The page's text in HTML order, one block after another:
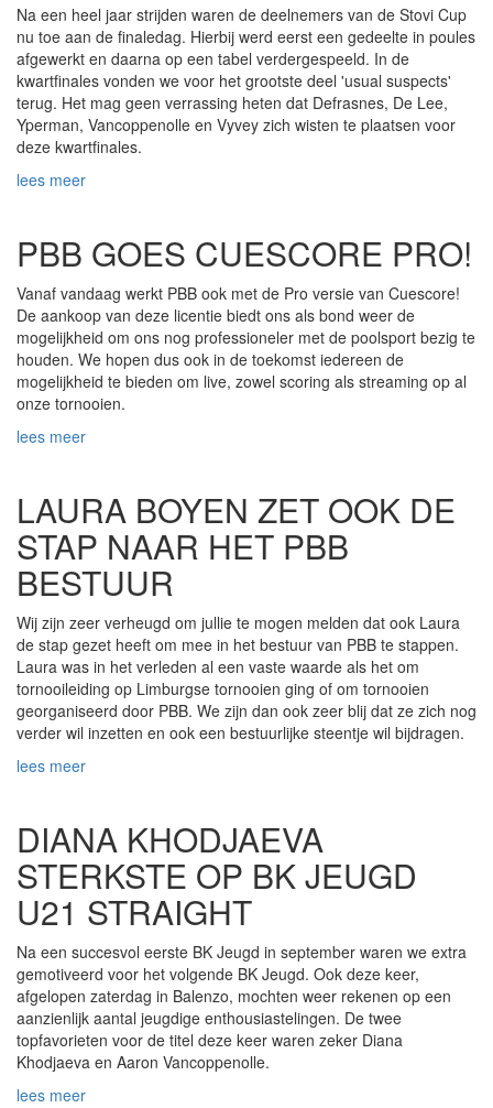
Na een heel jaar strijden waren de deelnemers van de Stovi Cup
nu toe aan de finaledag. Hierbij werd eerst een gedeelte in poules
afgewerkt en daarna op een tabel verdergespeeld. In de
kwartfinales vonden we voor het grootste deel 'usual suspects'
terug. Het mag geen verrassing heten dat Defrasnes, De Lee,
Yperman, Vancoppenolle en Vyvey zich wisten te plaatsen voor
deze kwartfinales.
lees meer
PBB GOES CUESCORE PRO!
Vanaf vandaag werkt PBB ook met de Pro versie van Cuescore!
De aankoop van deze licentie biedt ons als bond weer de
mogelijkheid om ons nog professioneler met de poolsport bezig te
houden. We hopen dus ook in de toekomst iedereen de
mogelijkheid te bieden om live, zowel scoring als streaming op al
onze tornooien.
lees meer
LAURA BOYEN ZET OOK DE
STAP NAAR HET PBB
BESTUUR
Wij zijn zeer verheugd om jullie te mogen melden dat ook Laura
de stap gezet heeft om mee in het bestuur van PBB te stappen.
Laura was in het verleden al een vaste waarde als het om
tornooileiding op Limburgse tornooien ging of om tornooien
georganiseerd door PBB. We zijn dan ook zeer blij dat ze zich nog
verder wil inzetten en ook een bestuurlijke steentje wil bijdragen.
lees meer
DIANA KHODJAEVA
STERKSTE OP BK JEUGD
U21 STRAIGHT
Na een succesvol eerste BK Jeugd in september waren we extra
gemotiveerd voor het volgende BK Jeugd. Ook deze keer,
afgelopen zaterdag in Balenzo, mochten weer rekenen op een
aanzienlijk aantal jeugdige enthousiastelingen. De twee
topfavorieten voor de titel deze keer waren zeker Diana
Khodjaeva en Aaron Vancoppenolle.
lees meer